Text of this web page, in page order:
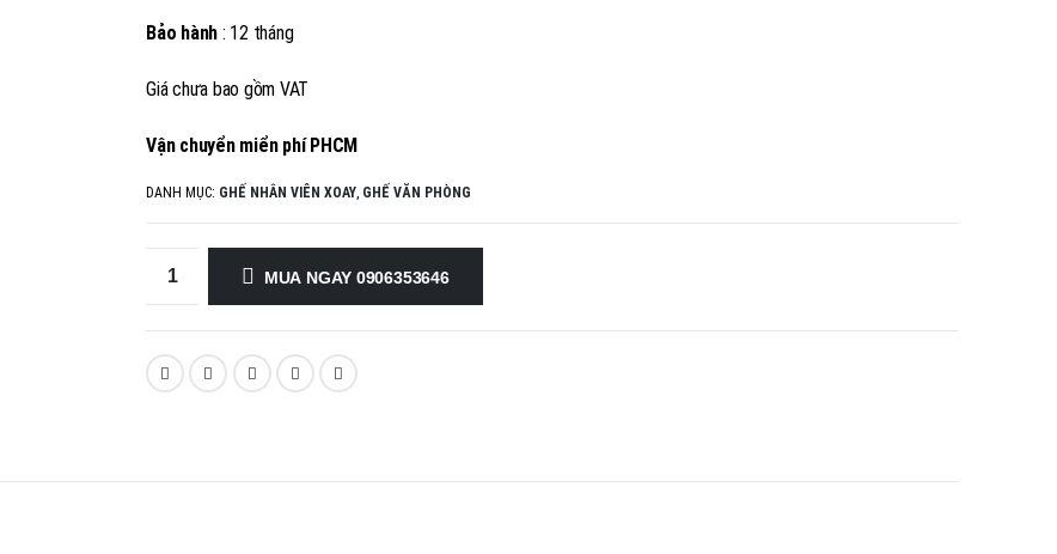
Bảo hành : 12 tháng
Giá chưa bao gồm VAT
Vận chuyển miển phí PHCM
DANH MỤC: GHẾ NHÂN VIÊN XOAY GHẾ VĂN PHÒNG
MUA NGAY 0906353646